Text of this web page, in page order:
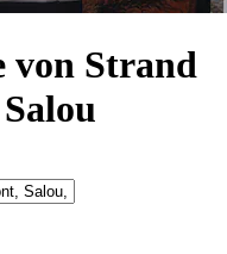
von Strand